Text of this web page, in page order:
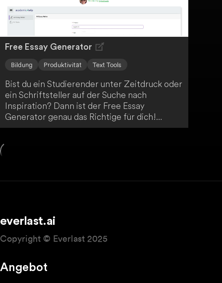
Free Essay Generator
Bildung Produktivität Text Tools
Bist du ein Studierender unter Zeitdruck oder
ein Schriftsteller auf der Suche nach
Inspiration? Dann ist der Free Essay
Generator genau das Richtige für dich!
Mithilfe fortschrittlicher KI-Technologie
everlast.ai
Copyright © Everlast 2025
Angebot